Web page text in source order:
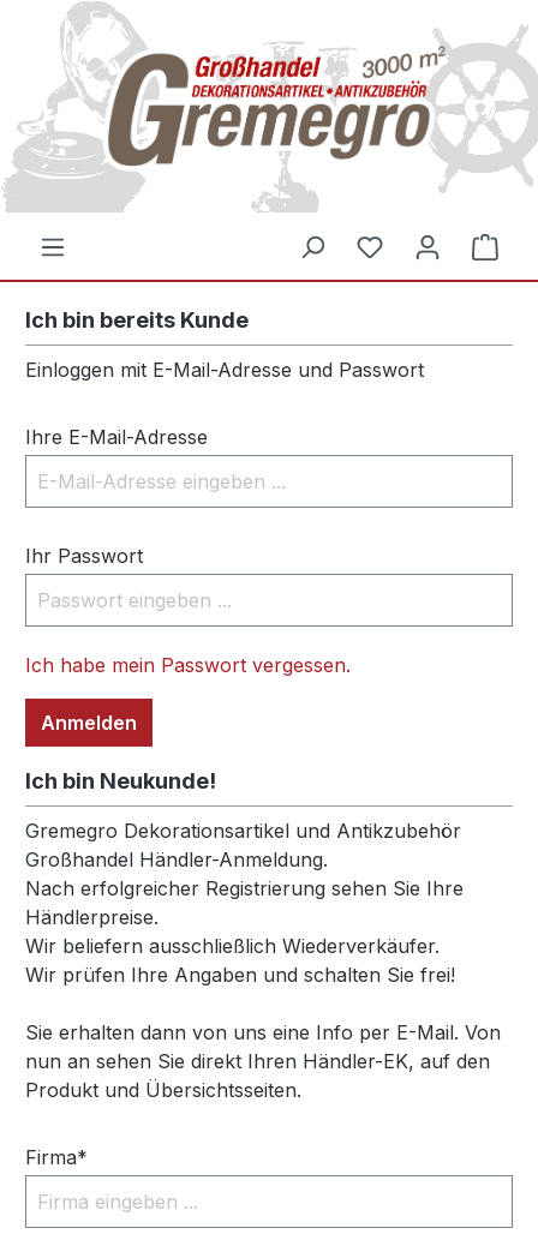
springen
Ich bin bereits Kunde
Einloggen mit E-Mail-Adresse und Passwort
Ihre E-Mail-Adresse
Ihr Passwort
Ich habe mein Passwort vergessen.
Anmelden
Ich bin Neukunde!
Persönliche Informationen
Gremegro Dekorationsartikel und Antikzubehör
Großhandel Händler-Anmeldung.
Nach erfolgreicher Registrierung sehen Sie Ihre
Händlerpreise.
Wir beliefern ausschließlich Wiederverkäufer.
Wir prüfen Ihre Angaben und schalten Sie frei!
Sie erhalten dann von uns eine Info per E-Mail. Von
nun an sehen Sie direkt Ihren Händler-EK, auf den
Produkt und Übersichtsseiten.
Firma*